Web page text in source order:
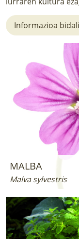
LURRAREN
AZOKA
Informazioa bidali
MALBA
Malva sylvestris